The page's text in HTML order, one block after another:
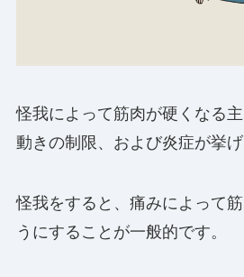
怪我によって筋肉が硬くなる
動きの制限、および炎症が挙げ
怪我をすると、痛みによって
うにすることが一般的です。